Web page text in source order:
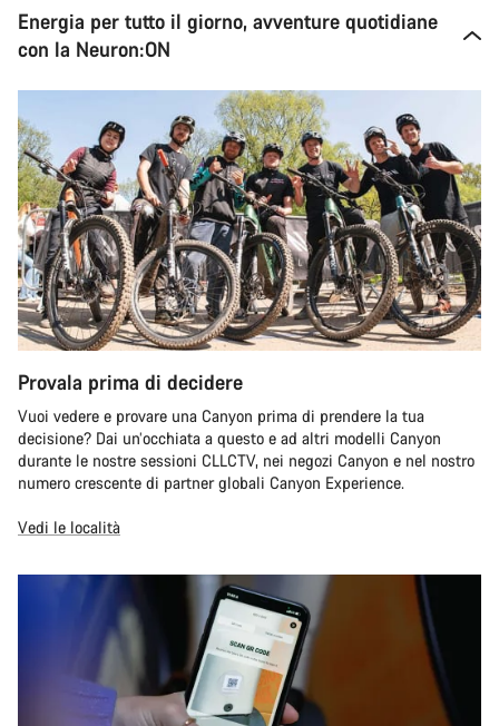
Energia per tutto il giorno, avventure quotidiane
con la Neuron:ON
Provala prima di decidere
Vuoi vedere e provare una Canyon prima di prendere la tua
decisione? Dai un’occhiata a questo e ad altri modelli Canyon
durante le nostre sessioni CLLCTV, nei negozi Canyon e nel nostro
numero crescente di partner globali Canyon Experience.
Vedi le località